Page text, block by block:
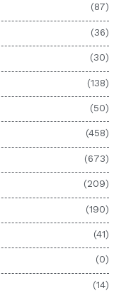
(87)
(36)
(30)
(138)
(50)
(458)
(673)
(209)
(190)
(41)
(0)
(14)